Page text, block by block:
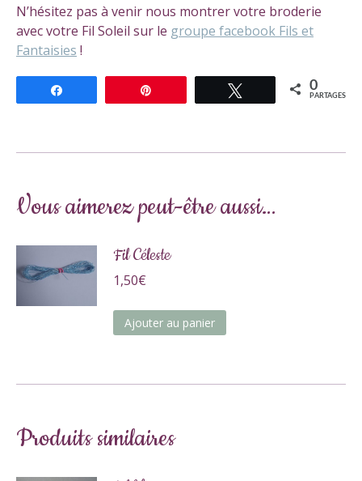
N’hésitez pas à venir nous montrer votre broderie
avec votre Fil Soleil sur le groupe facebook Fils et
Fantaisies !
Tweetez 0
PARTAGES
Vous aimerez peut-être aussi…
Fil Céleste
1,50€
Ajouter au panier
Produits similaires